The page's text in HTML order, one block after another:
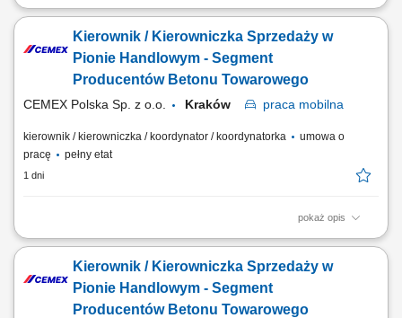
Opis stanowiska: Organizowanie, koordynowanie oraz weryfikacja
Aktywne pozyskiwanie partnerów biznesowych oraz utrzymywanie
relacji z kluczowymi klientami firmy. Wdrażanie i sprzedaż szerokiego
wachlarza usług finansowych,...
Kierownik / Kierowniczka Sprzedaży w
Pionie Handlowym - Segment
Producentów Betonu Towarowego
CEMEX Polska Sp. z o.o. Kraków praca mobilna
kierownik / kierowniczka / koordynator / koordynatorka
umowa o
pracę
pełny etat
1 dni
pokaż opis
Opis stanowiska Rozwijanie sprzedaży produktów dla klientów
kontrahentów oraz budowanie długoterminowych relacji handlowych.
Prowadzenie spotkań, przygotowywanie ofert i negocjowanie warunków
współpracy. Monitorowanie rynku oraz...
Kierownik / Kierowniczka Sprzedaży w
Pionie Handlowym - Segment
Producentów Betonu Towarowego